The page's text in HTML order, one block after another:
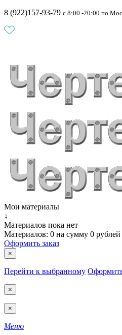
8 (922)157-93-79 c 8:00 -20:00 по
Мои материалы
↓
Материалов пока нет
Материалов: 0 на сумму 0 рублей
Оформить заказ
×
Перейти к выбранному
×
×
Меню